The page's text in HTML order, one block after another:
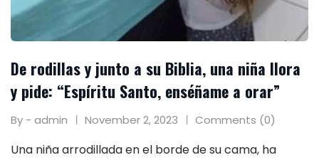
De rodillas y junto a su Biblia, una niña llora
y pide: “Espíritu Santo, enséñame a orar”
By - admin November 2, 2023 Comments (0)
Una niña arrodillada en el borde de su cama, ha